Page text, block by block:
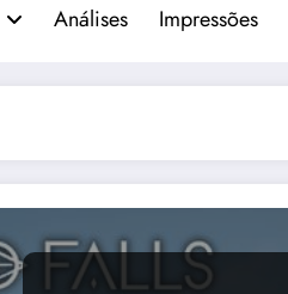
Análises Impressões